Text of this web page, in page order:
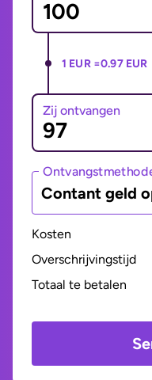
1 EUR =0.97 EUR
Zij ontvangen
Contant geld
Kosten
Overschrijvingstijd
Totaal te betalen